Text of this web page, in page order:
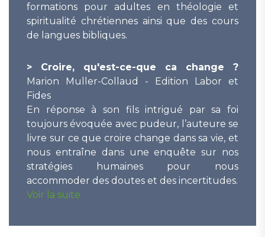
formations pour adultes en théologie et
spiritualité chrétiennes ainsi que des cours
de langues bibliques.
> Croire, qu'est-ce-que ca change ?
Marion Muller-Collaud - Edition Labor et
Fides
En réponse à son fils intrigué par sa foi
toujours évoquée avec pudeur, l’auteure se
livre sur ce que croire change dans sa vie, et
nous entraîne dans une enquête sur nos
stratégies humaines pour nous
accommoder des doutes et des incertitudes.
Voir la suite